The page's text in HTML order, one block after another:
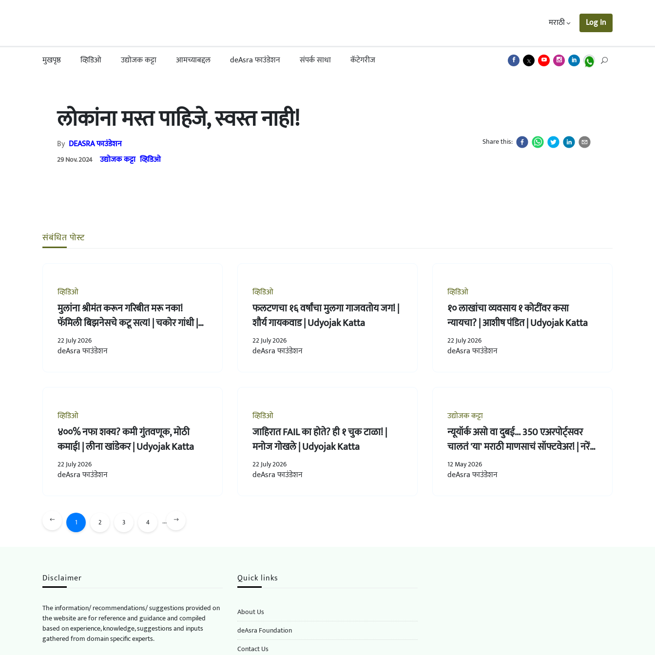
मराठी Log In
मुखपृष्ठ व्हिडिओ उद्योजक कट्टा आमच्याबद्दल deAsra फाउंडेशन संपर्क साधा कॅटेगरीज
लोकांना मस्त पाहिजे, स्वस्त नाही!
By DEASRA फाउंडेशन
29 Nov. 2024 उद्योजक कट्टा व्हिडिओ
Share this:
संबंधित पोस्ट
व्हिडिओ
मुलांना श्रीमंत करून गरिबीत मरू नका!
फॅमिली बिझनेसचे कटू सत्य! | चकोर गांधी |
Udyojak Katta
22 July 2026
deAsra फाउंडेशन
व्हिडिओ
फलटणचा १६ वर्षांचा मुलगा गाजवतोय जग! |
शौर्य गायकवाड | Udyojak Katta
22 July 2026
deAsra फाउंडेशन
व्हिडिओ
१० लाखांचा व्यवसाय १ कोटींवर कसा
न्यायचा? | आशीष पंडित | Udyojak Katta
22 July 2026
deAsra फाउंडेशन
व्हिडिओ
४००% नफा शक्य? कमी गुंतवणूक, मोठी
कमाई! | लीना खांडेकर | Udyojak Katta
22 July 2026
deAsra फाउंडेशन
व्हिडिओ
जाहिरात FAIL का होते? ही १ चुक टाळा! |
मनोज गोखले | Udyojak Katta
22 July 2026
deAsra फाउंडेशन
उद्योजक कट्टा
न्यूयॉर्क असो वा दुबई... 350 एअरपोर्ट्सवर
चालतं 'या' मराठी माणसाचं सॉफ्टवेअर! | नरेंद्र
काळे
12 May 2026
deAsra फाउंडेशन
1 2 3 4 ...
Disclaimer
The information/ recommendations/ suggestions provided on
the website are for reference and guidance and compiled
based on experience, knowledge, suggestions and inputs
gathered from domain specific experts.
Quick links
About Us
deAsra Foundation
​​Contact Us